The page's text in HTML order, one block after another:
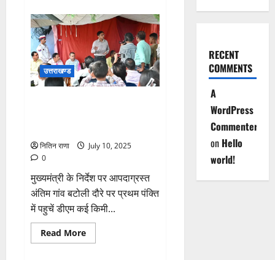
गीता
आश्रम
आज
गुरु
पूर्णिमा
महोत्सव
श्रद्धा
भक्ति
उत्तराखण्ड
नितिन राणा
July 10, 2025
0
मुख्यमंत्री के निर्देश पर आपदाग्रस्त
अंतिम गांव बटोली दौरे पर प्रथम पंक्ति
में पहुचें डीएम कई किमी...
Read MoreRead
more
RECENT
COMMENTS
A
WordPress
Commenter
on Hello
world!